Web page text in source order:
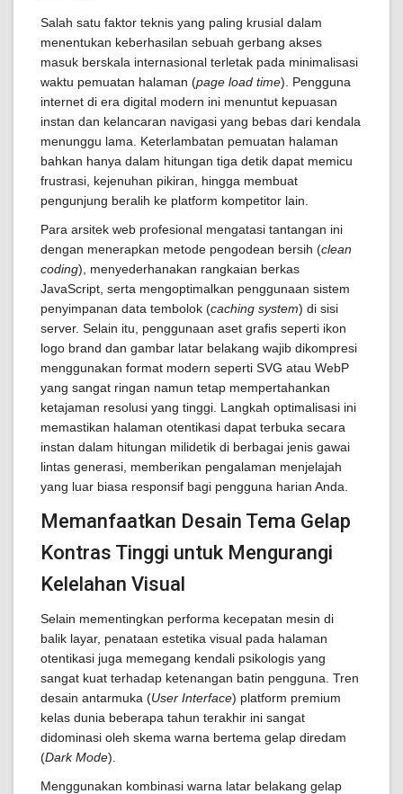
Salah satu faktor teknis yang paling krusial dalam
menentukan keberhasilan sebuah gerbang akses
masuk berskala internasional terletak pada minimalisasi
waktu pemuatan halaman (page load time). Pengguna
internet di era digital modern ini menuntut kepuasan
instan dan kelancaran navigasi yang bebas dari kendala
menunggu lama. Keterlambatan pemuatan halaman
bahkan hanya dalam hitungan tiga detik dapat memicu
frustrasi, kejenuhan pikiran, hingga membuat
pengunjung beralih ke platform kompetitor lain.
Para arsitek web profesional mengatasi tantangan ini
dengan menerapkan metode pengodean bersih (clean
coding), menyederhanakan rangkaian berkas
JavaScript, serta mengoptimalkan penggunaan sistem
penyimpanan data tembolok (caching system) di sisi
server. Selain itu, penggunaan aset grafis seperti ikon
logo brand dan gambar latar belakang wajib dikompresi
menggunakan format modern seperti SVG atau WebP
yang sangat ringan namun tetap mempertahankan
ketajaman resolusi yang tinggi. Langkah optimalisasi ini
memastikan halaman otentikasi dapat terbuka secara
instan dalam hitungan milidetik di berbagai jenis gawai
lintas generasi, memberikan pengalaman menjelajah
yang luar biasa responsif bagi pengguna harian Anda.
Memanfaatkan Desain Tema Gelap
Kontras Tinggi untuk Mengurangi
Kelelahan Visual
Selain mementingkan performa kecepatan mesin di
balik layar, penataan estetika visual pada halaman
otentikasi juga memegang kendali psikologis yang
sangat kuat terhadap ketenangan batin pengguna. Tren
desain antarmuka (User Interface) platform premium
kelas dunia beberapa tahun terakhir ini sangat
didominasi oleh skema warna bertema gelap diredam
(Dark Mode).
Menggunakan kombinasi warna latar belakang gelap